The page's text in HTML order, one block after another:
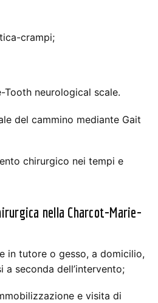
crampi;
Tooth neurological scale.
del cammino mediante Gait
chirurgico nei tempi e
nella Charcot-Marie-
in tutore o gesso, a domicilio,
a seconda dell’intervento;
e visita di